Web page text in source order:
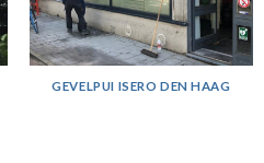
GEVELPUI ISERO DEN HAAG